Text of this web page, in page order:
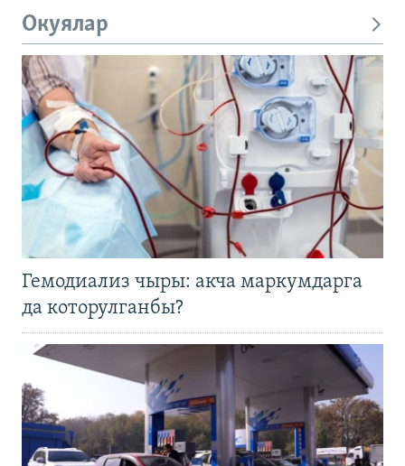
Окуялар
Гемодиализ чыры: акча маркумдарга
да которулганбы?